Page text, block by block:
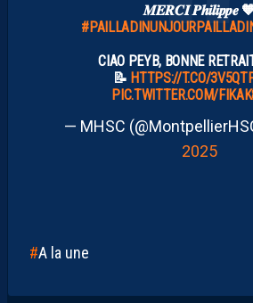
𝑴𝑬𝑹𝑪𝑰 𝑷𝒉𝒊𝒍𝒊𝒑𝒑𝒆
CIAO PEYB, BONNE
📝 HTTPS://T.CO/
PIC.TWITTER.COM/
— MHSC
2025
A la une